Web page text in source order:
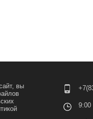
вы
9:00